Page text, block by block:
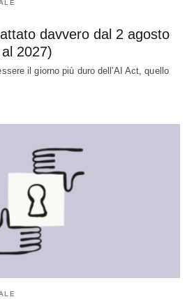
davvero dal 2 agosto
2027)
il giorno più duro dell'AI Act, quello